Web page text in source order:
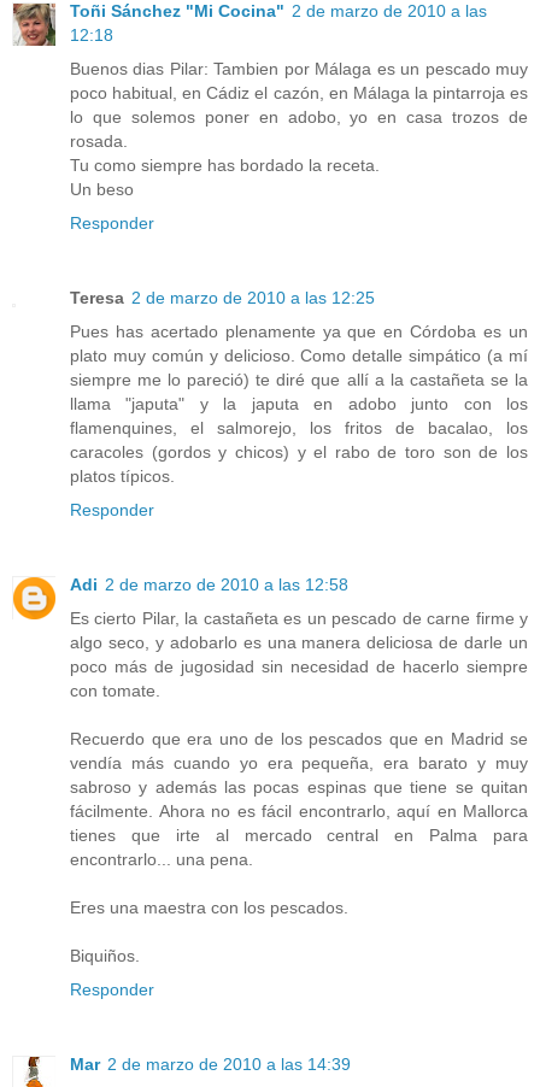
Toñi Sánchez "Mi Cocina" 2 de marzo de 2010 a las
12:18
Buenos dias Pilar: Tambien por Málaga es un pescado muy
poco habitual, en Cádiz el cazón, en Málaga la pintarroja es
lo que solemos poner en adobo, yo en casa trozos de
rosada.
Tu como siempre has bordado la receta.
Un beso
Responder
Teresa 2 de marzo de 2010 a las 12:25
Pues has acertado plenamente ya que en Córdoba es un
plato muy común y delicioso. Como detalle simpático (a mí
siempre me lo pareció) te diré que allí a la castañeta se la
llama "japuta" y la japuta en adobo junto con los
flamenquines, el salmorejo, los fritos de bacalao, los
caracoles (gordos y chicos) y el rabo de toro son de los
platos típicos.
Responder
Adi 2 de marzo de 2010 a las 12:58
Es cierto Pilar, la castañeta es un pescado de carne firme y
algo seco, y adobarlo es una manera deliciosa de darle un
poco más de jugosidad sin necesidad de hacerlo siempre
con tomate.
Recuerdo que era uno de los pescados que en Madrid se
vendía más cuando yo era pequeña, era barato y muy
sabroso y además las pocas espinas que tiene se quitan
fácilmente. Ahora no es fácil encontrarlo, aquí en Mallorca
tienes que irte al mercado central en Palma para
encontrarlo... una pena.
Eres una maestra con los pescados.
Biquiños.
Responder
Mar 2 de marzo de 2010 a las 14:39